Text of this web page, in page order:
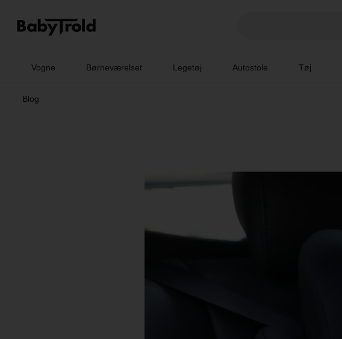
Vogne Børneværelset Legetøj Autostole Tøj
Blog